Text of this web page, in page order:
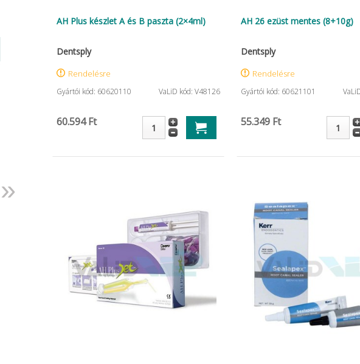
AH Plus készlet A és B paszta (2×4ml)
Dentsply
Rendelésre
Gyártói kód: 60620110 VaLiD kód: V48126
60.594 Ft
AH 26 ezüst mentes (8+10g)
Dentsply
Rendelésre
Gyártói kód: 60621101
55.349 Ft
10.688 Ft
Gumikesztyű nitril Soft, ...
Termék részletes
»